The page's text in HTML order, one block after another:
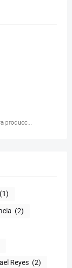
producc...
(1)
(2)
Reyes (2)